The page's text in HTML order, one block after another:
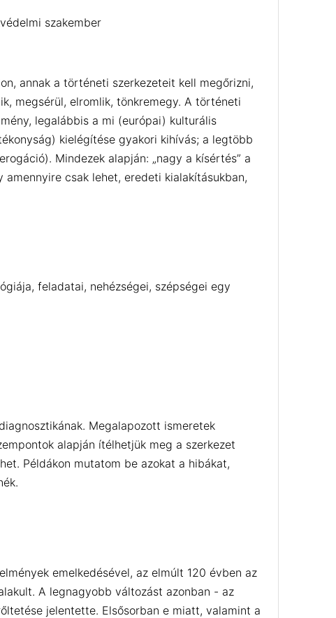
szakember
annak a történeti szerkezeteit kell megőrizni,
megsérül, elromlik, tönkremegy. A történeti
legalábbis a mi (európai) kulturális
kielégítése gyakori kihívás; a legtöbb
Mindezek alapján: „nagy a kísértés” a
csak lehet, eredeti kialakításukban,
feladatai, nehézségei, szépségei egy
Megalapozott ismeretek
alapján ítélhetjük meg a szerkezet
Példákon mutatom be azokat a hibákat,
emelkedésével, az elmúlt 120 évben az
A legnagyobb változást azonban - az
jelentette. Elsősorban e miatt, valamint a